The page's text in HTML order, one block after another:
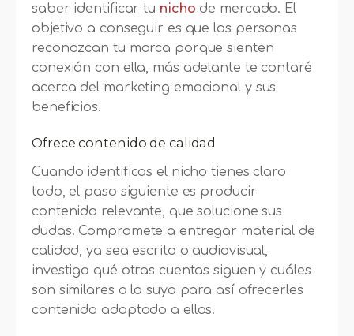
saber identificar tu nicho de mercado. El
objetivo a conseguir es que las personas
reconozcan tu marca porque sienten
conexión con ella, más adelante te contaré
acerca del marketing emocional y sus
beneficios.
Ofrece contenido de calidad
Cuando identificas el nicho tienes claro
todo, el paso siguiente es producir
contenido relevante, que solucione sus
dudas. Compromete a entregar material de
calidad, ya sea escrito o audiovisual,
investiga qué otras cuentas siguen y cuáles
son similares a la suya para así ofrecerles
contenido adaptado a ellos.